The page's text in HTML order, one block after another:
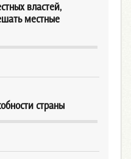
властей,
местные
страны